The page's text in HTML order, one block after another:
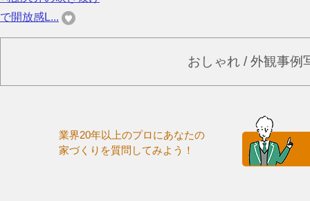
で開放感L...
おしゃれ / 外観事例
業界20年以上のプロにあなたの
家づくりを質問してみよう！